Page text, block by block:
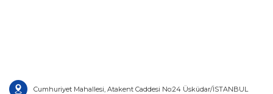
Cumhuriyet Mahallesi, Atakent Caddesi No:24 Üsküdar/İSTANBUL